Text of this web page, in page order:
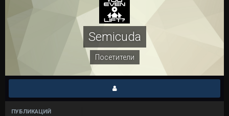
Semicuda
Посетители
ПУБЛИКАЦИЙ